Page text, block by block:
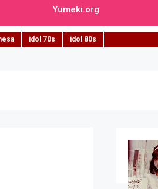
Yumeki.org
idol 70s idol 80s